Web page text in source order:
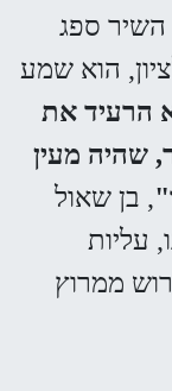
ספג
הוא שמע
הרעיד את
שהיה מעין
, בן שאול
עליות
ממרוץ